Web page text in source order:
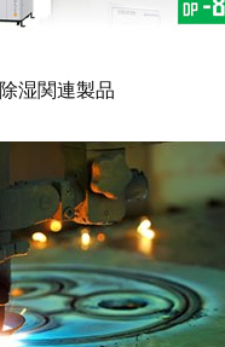
除湿関連製品